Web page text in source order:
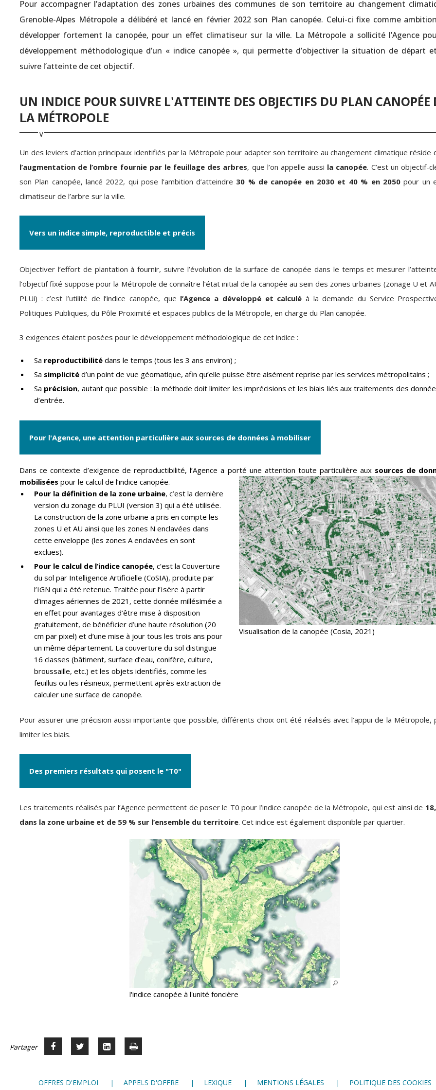
Pour accompagner l’adaptation des zones urbaines des communes de son territoire au changement
Grenoble-Alpes Métropole a délibéré et lancé en février 2022 son Plan canopée. Celui-ci fixe comme
développer fortement la canopée, pour un effet climatiseur sur la ville. La Métropole a sollicité l’Agence
développement méthodologique d’un « indice canopée », qui permette d’objectiver la situation de départ
suivre l’atteinte de cet objectif.
UN INDICE POUR SUIVRE L'ATTEINTE DES OBJECTIFS DU PLAN CANOPÉE
LA MÉTROPOLE
Un des leviers d’action principaux identifiés par la Métropole pour adapter son territoire au changement climatique réside
l’augmentation de l’ombre fournie par le feuillage des arbres, que l’on appelle aussi la canopée. C’est un objectif-
son Plan canopée, lancé 2022, qui pose l’ambition d’atteindre 30 % de canopée en 2030 et 40 % en 2050pour un
climatiseur de l’arbre sur la ville.
Vers un indice simple, reproductible et précis
Objectiver l’effort de plantation à fournir, suivre l’évolution de la surface de canopée dans le temps et mesurer
l’objectif fixé suppose pour la Métropole de connaître l’état initial de la canopée au sein des zones urbaines (zonage U et
PLUi) : c’est l’utilité de l’indice canopée, que l’Agence a développé et calculé à la demande du Service
Politiques Publiques, du Pôle Proximité et espaces publics de la Métropole, en charge du Plan canopée.
3 exigences étaient posées pour le développement méthodologique de cet indice :
Sa reproductibilité dans le temps (tous les 3 ans environ) ;
Sa simplicité d’un point de vue géomatique, afin qu’elle puisse être aisément reprise par les services métropolitains ;
Sa précision, autant que possible : la méthode doit limiter les imprécisions et les biais liés aux traitements des
d’entrée.
Pour l'Agence, une attention particulière aux sources de données à mobiliser
Dans ce contexte d’exigence de reproductibilité, l’Agence a porté une attention toute particulière aux sources de
mobilisées pour le calcul de l’indice canopée.
Visualisation de la canopée (Cosia, 2021)
Pour la définition de la zone urbaine, c’est la dernière
version du zonage du PLUI (version 3) qui a été utilisée.
La construction de la zone urbaine a pris en compte les
zones U et AU ainsi que les zones N enclavées dans
cette enveloppe (les zones A enclavées en sont
exclues).
Pour le calcul de l’indice canopée, c’est la Couverture
du sol par Intelligence Artificielle (CoSIA), produite par
l’IGN qui a été retenue. Traitée pour l’Isère à partir
d’images aériennes de 2021, cette donnée millésimée a
en effet pour avantages d’être mise à disposition
gratuitement, de bénéficier d’une haute résolution (20
cm par pixel) et d’une mise à jour tous les trois ans pour
un même département. La couverture du sol distingue
16 classes (bâtiment, surface d’eau, conifère, culture,
broussaille, etc.) et les objets identifiés, comme les
feuillus ou les résineux, permettent après extraction de
calculer une surface de canopée.
Pour assurer une précision aussi importante que possible, différents choix ont été réalisés avec l’appui de la Métropole,
limiter les biais.
Des premiers résultats qui posent le "T0"
Les traitements réalisés par l’Agence permettent de poser le T0 pour l’indice canopée de la Métropole, qui est ainsi de
dans la zone urbaine et de 59 % sur l’ensemble du territoire. Cet indice est également disponible par quartier.
l'indice canopée à l'unité foncière
Partager Partager
Facebook
Partager
Twitter
Voir
LinkedIn
Imprimer
OFFRES D'EMPLOI APPELS D'OFFRE LEXIQUE MENTIONS LÉGALES
POLITIQUE DES COOKIES